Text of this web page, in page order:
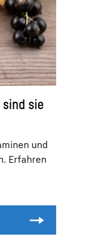
sie
und
Erfahren